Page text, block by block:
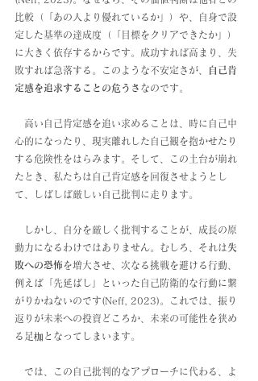
比較（「あの人より優れているか」）や、自身で設
定した基準の達成度（「目標をクリアできたか」）
に大きく依存するからです。成功すれば高まり、失
敗すれば急落する。このような不安定さが、
自己肯
定感を追求することの危うさ なのです。
高い自己肯定感を追い求めることは、時に自己中
心的になったり、現実離れした自己観を抱かせたり
する危険性をはらみます。そして、この土台が崩れ
たとき、私たちは自己肯定感を回復させようとし
て、しばしば厳しい自己批判に走ります。
しかし、自分を厳しく批判することが、成長の原
動力になるわけではありません。むしろ、それは 失
敗への恐怖を増大させ、次なる挑戦を避ける行動、
例えば「先延ばし」といった自己防衛的な行動に繋
がりかねないのです(Neff, 2023)。これでは、振り
返りが未来への投資どころか、未来の可能性を狭め
る足枷となってしまいます。
では、この自己批判的なアプローチに代わる、よ